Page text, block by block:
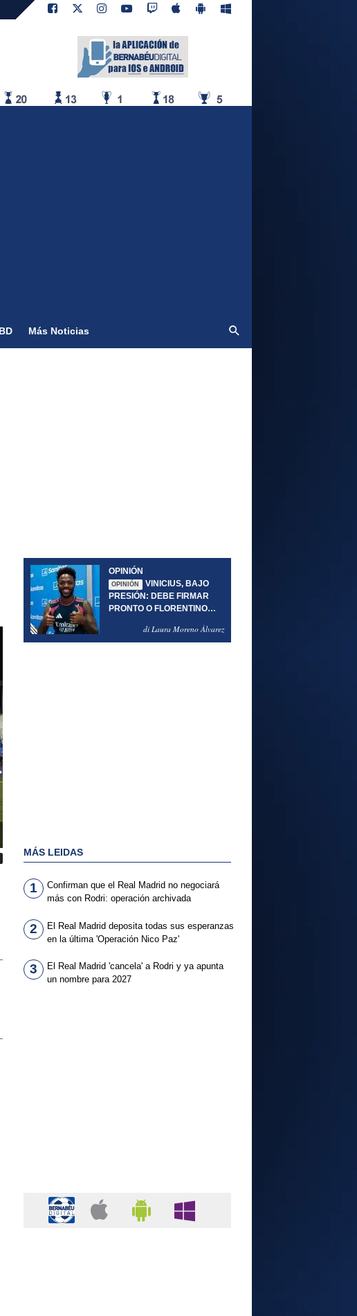
Más Noticias
OPINIÓN
OPINIÓN
VINICIUS, BAJO
PRESIÓN: DEBE FIRMAR
PRONTO O FLORENTINO
di Laura Moreno Álvarez
MÁS LEIDAS
1
Confirman que el Real Madrid no negociará
más con Rodri: operación archivada
2
El Real Madrid deposita todas sus esperanzas
en la última 'Operación Nico Paz'
3
El Real Madrid 'cancela' a Rodri y ya apunta
un nombre para 2027